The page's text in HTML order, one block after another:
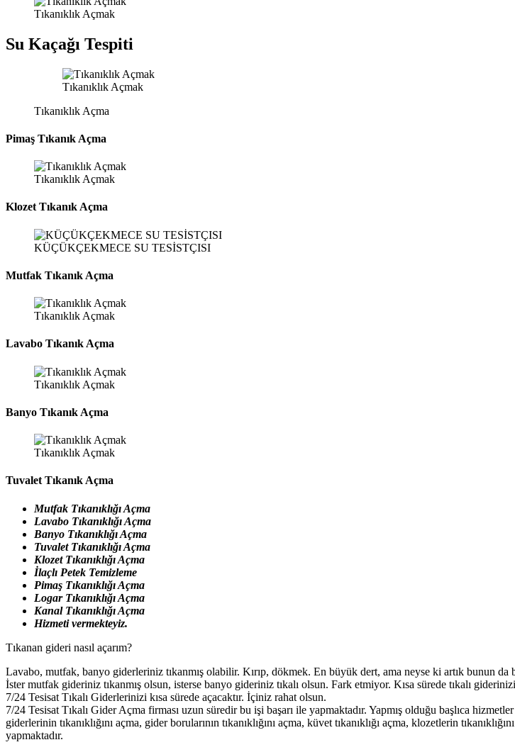
Tıkanıklık Açmak
Su Kaçağı Tespiti
Tıkanıklık Açmak
Tıkanıklık Açma
Pimaş Tıkanık Açma
Tıkanıklık Açmak
Klozet Tıkanık Açma
KÜÇÜKÇEKMECE SU TESİSTÇISI
Mutfak Tıkanık Açma
Tıkanıklık Açmak
Lavabo Tıkanık Açma
Tıkanıklık Açmak
Banyo Tıkanık Açma
Tıkanıklık Açmak
Tuvalet Tıkanık Açma
Mutfak Tıkanıklığı Açma
Lavabo Tıkanıklığı Açma
Banyo Tıkanıklığı Açma
Tuvalet Tıkanıklığı Açma
Klozet Tıkanıklığı Açma
İlaçlı Petek Temizleme
Pimaş Tıkanıklığı Açma
Logar Tıkanıklığı Açma
Kanal Tıkanıklığı Açma
Hizmeti vermekteyiz.
Tıkanan gideri nasıl açarım?
Lavabo, mutfak, banyo giderleriniz tıkanmış olabilir. Kırıp, dökmek. En büyük dert, ama neyse ki artık bunun
İster mutfak gideriniz tıkanmış olsun, isterse banyo gideriniz tıkalı olsun. Fark etmiyor. Kısa sürede tıkalı
7/24 Tesisat Tıkalı Giderlerinizi kısa sürede açacaktır. İçiniz rahat olsun.
7/24 Tesisat Tıkalı Gider Açma firması uzun süredir bu işi başarı ile yapmaktadır. Yapmış olduğu başlıca
giderlerinin tıkanıklığını açma, gider borularının tıkanıklığını açma, küvet tıkanıklığı açma, klozetlerin
yapmaktadır.